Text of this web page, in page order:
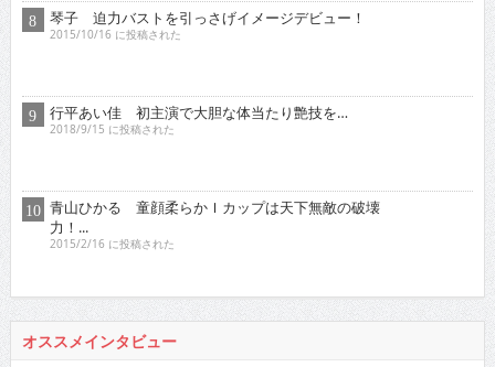
琴子 迫力バストを引っさげイメージデビュー！
2015/10/16 に投稿された
2015/2/16 に投稿された
東京03 シチュエーション・ドラマに出演！苦境を乗...
2017/11/16 に投稿された